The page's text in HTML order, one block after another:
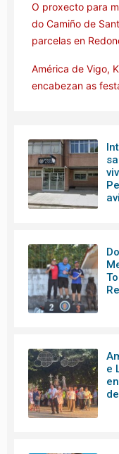
O proxecto para
do Camiño de
parcelas en
América de Vigo,
encabezan as
e